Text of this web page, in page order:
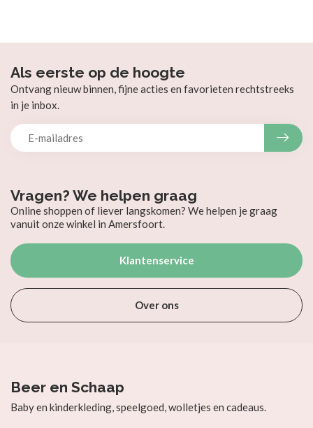
Vragen? We helpen graag
Online shoppen of liever langskomen? We helpen je graag
vanuit onze winkel in Amersfoort.
Klantenservice
Over ons
Als eerste op de hoogte
Ontvang nieuw binnen, fijne acties en favorieten rechtstreeks
in je inbox.
Beer en Schaap
Baby en kinderkleding, speelgoed, wolletjes en cadeaus.